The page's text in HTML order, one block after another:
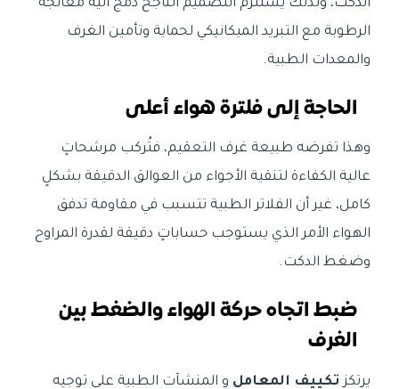
الدكت، ولذلك يستلزم التصميم الناجح دمج آلية معالجة
الرطوبة مع التبريد الميكانيكي لحماية وتأمين الغرف
والمعدات الطبية.
الحاجة إلى فلترة هواء أعلى
وهذا تفرضه طبيعة غرف التعقيم، فتُركب مرشحاتٍ
عالية الكفاءة لتنقية الأجواء من العوالق الدقيقة بشكلٍ
كامل، غير أن الفلاتر الطبية تتسبب في مقاومة تدفق
الهواء الأمر الذي يستوجب حساباتٍ دقيقة لقدرة المراوح
وضغط الدكت.
ضبط اتجاه حركة الهواء والضغط بين
الغرف
يرتكزتكييف المعامل و المنشآت الطبية على توجيه